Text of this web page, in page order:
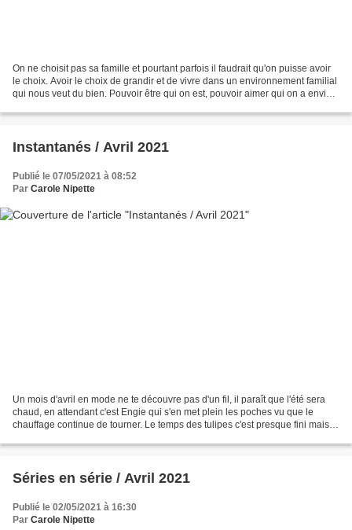
On ne choisit pas sa famille et pourtant parfois il faudrait qu'on puisse avoir
le choix. Avoir le choix de grandir et de vivre dans un environnement familial
qui nous veut du bien. Pouvoir être qui on est, pouvoir aimer qui on a envie
Instantanés / Avril 2021
Publié le 07/05/2021 à 08:52
Par Carole Nipette
Un mois d'avril en mode ne te découvre pas d'un fil, il paraît que l'été sera
chaud, en attendant c'est Engie qui s'en met plein les poches vu que le
chauffage continue de tourner. Le temps des tulipes c'est presque fini mais
Séries en série / Avril 2021
Publié le 02/05/2021 à 16:30
Par Carole Nipette